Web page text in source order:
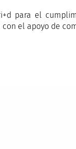
para el
el apoyo de